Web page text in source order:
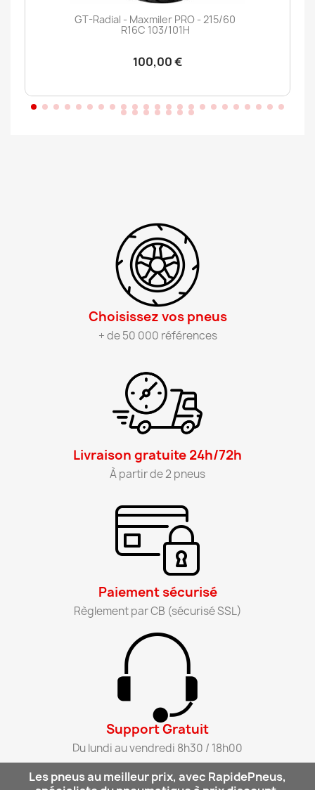
GT-Radial - Maxmiler PRO - 215/60
R16C 103/101H
100,00 €
Choisissez vos pneus​
+ de 50 000 références
Livraison gratuite 24h/72h​
À partir de 2 pneus​
Paiement sécurisé​
Règlement par CB (sécurisé SSL)​
Support Gratuit​
Du lundi au vendredi 8h30 / 18h00​
Les pneus au meilleur prix, avec RapidePneus,